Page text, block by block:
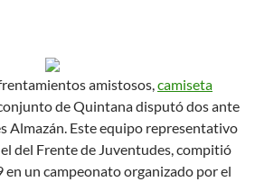
amistosos,camiseta
de Quintana disputó dos ante
Almazán. Este equipo representativo
del Frente de Juventudes, compitió
en un campeonato organizado por el